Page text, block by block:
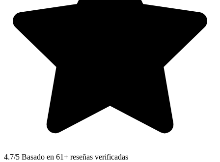
4.7/5 Basado en 61+ reseñas verificadas